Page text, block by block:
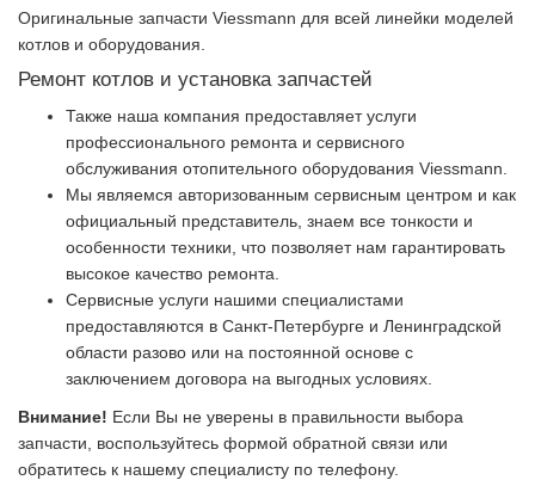
Оригинальные запчасти Viessmann для всей линейки моделей
котлов и оборудования.
Ремонт котлов и установка запчастей
Также наша компания предоставляет услуги
профессионального ремонта и сервисного
обслуживания отопительного оборудования Viessmann.
Мы являемся авторизованным сервисным центром и как
официальный представитель, знаем все тонкости и
особенности техники, что позволяет нам гарантировать
высокое качество ремонта.
Сервисные услуги нашими специалистами
предоставляются в Санкт-Петербурге и Ленинградской
области разово или на постоянной основе с
заключением договора на выгодных условиях.
Внимание! Если Вы не уверены в правильности выбора
запчасти, воспользуйтесь формой обратной связи или
обратитесь к нашему специалисту по телефону.